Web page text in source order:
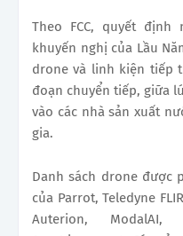
Theo FCC, quyết
khuyến nghị của Lầu
drone và linh kiện tiếp
đoạn chuyển tiếp, giữa
vào các nhà sản xuất
gia.
Danh sách drone được
của Parrot, Teledyne
Auterion,